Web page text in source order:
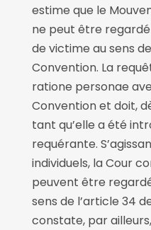
estime que le
ne peut être
de victime au sens
Convention. La
ratione personae
Convention et doit,
tant qu’elle a été
requérante.
individuels, la Cour
peuvent être
sens de l’article 34
constate, par